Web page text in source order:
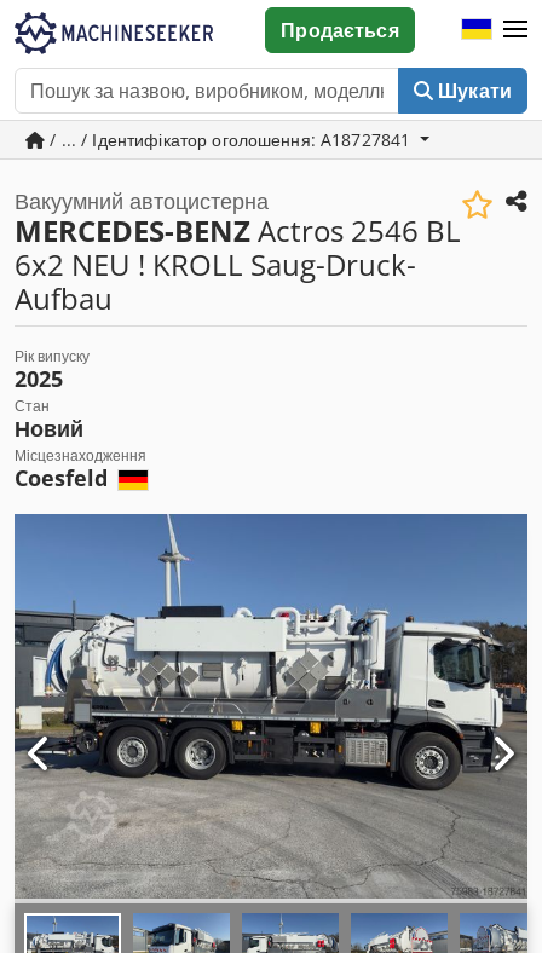
Шукати
Продається
/ ... / Ідентифікатор оголошення: A18727841
Вакуумний автоцистерна
MERCEDES-BENZActros 2546 BL
6x2 NEU ! KROLL Saug-Druck-
Aufbau
Рік випуску
2025
Стан
Новий
Місцезнаходження
Coesfeld